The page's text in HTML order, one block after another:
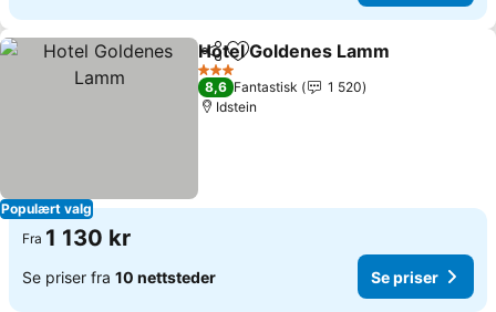
Populært valg
Del Legg til i favoritter
Hotel Goldenes Lamm
3 Stjerner
8,6 Fantastisk
1 520
Idstein
Fra 1 130 kr
Se priser fra 10 nettsteder Se priser